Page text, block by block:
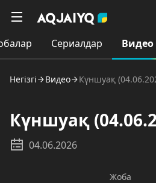
Сериалдар Видео
Негізгі Видео Күншуақ
Күншуақ
04.06.2026
Жоба